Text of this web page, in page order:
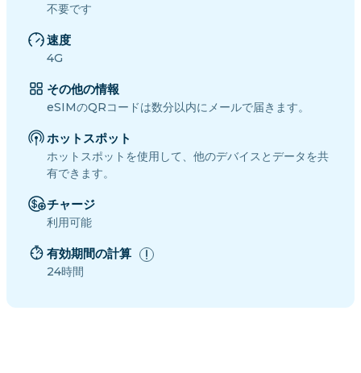
不要です
速度
4G
その他の情報
eSIMのQRコードは数分以内にメールで届きます。
ホットスポット
ホットスポットを使用して、他のデバイスとデータを共
有できます。
チャージ
利用可能
有効期間の計算
24時間